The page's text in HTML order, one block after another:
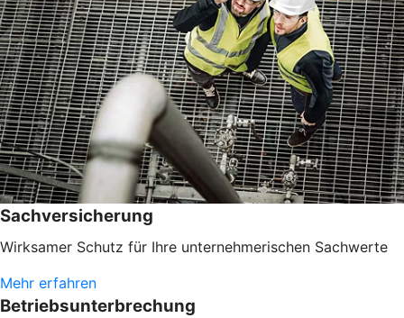
Sachversicherung
Wirksamer Schutz für Ihre unternehmerischen Sachwerte
Mehr erfahren
Betriebsunterbrechung